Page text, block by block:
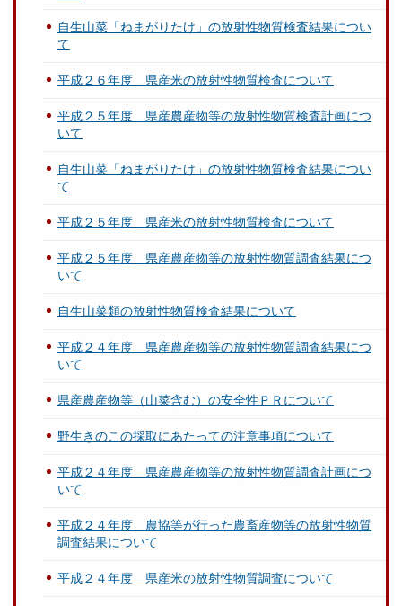
自生山菜「ねまがりたけ」の放射性物質検査結果につい
て
平成２６年度 県産米の放射性物質検査について
平成２５年度 県産農産物等の放射性物質検査計画につ
いて
自生山菜「ねまがりたけ」の放射性物質検査結果につい
て
平成２５年度 県産米の放射性物質検査について
平成２５年度 県産農産物等の放射性物質調査結果につ
いて
自生山菜類の放射性物質検査結果について
平成２４年度 県産農産物等の放射性物質調査結果につ
いて
県産農産物等（山菜含む）の安全性ＰＲについて
野生きのこの採取にあたっての注意事項について
平成２４年度 県産農産物等の放射性物質調査計画につ
いて
平成２４年度 農協等が行った農畜産物等の放射性物質
調査結果について
平成２４年度 県産米の放射性物質調査について